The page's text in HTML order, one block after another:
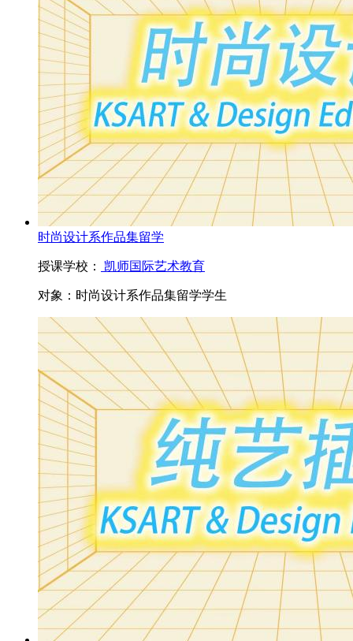
时尚设计系作品集留学
授课学校： 凯师国际艺术教育
对象： 时尚设计系作品集留学学生